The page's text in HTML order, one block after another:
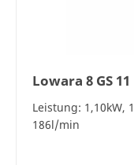
Lowara 8 GS
Leistung: 1,10kW,
186l/min